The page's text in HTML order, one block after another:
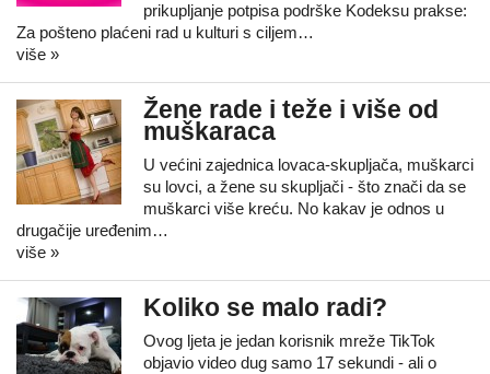
prikupljanje potpisa podrške Kodeksu prakse:
Za pošteno plaćeni rad u kulturi s ciljem…
više »
Žene rade i teže i više od
muškaraca
U većini zajednica lovaca-skupljača, muškarci
su lovci, a žene su skupljači - što znači da se
muškarci više kreću. No kakav je odnos u
drugačije uređenim…
više »
Koliko se malo radi?
Ovog ljeta je jedan korisnik mreže TikTok
objavio video dug samo 17 sekundi - ali o